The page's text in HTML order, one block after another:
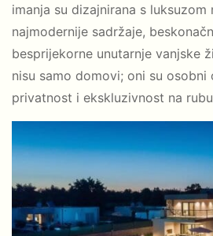
imanja su dizajnirana s luksuzom
najmodernije sadržaje,
besprijekorne unutarnje vanjske
nisu samo domovi; oni su
privatnost i ekskluzivnost na